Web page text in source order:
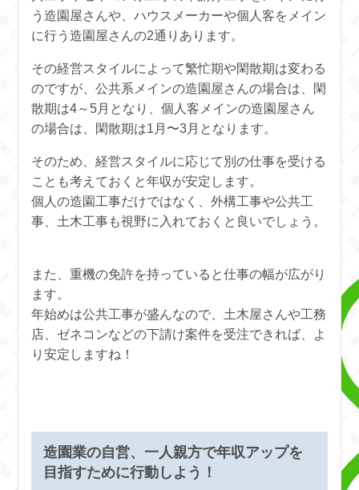
う造園屋さんや、ハウスメーカーや個人客をメイン
に行う造園屋さんの2通りあります。
その経営スタイルによって繁忙期や閑散期は変わる
のですが、公共系メインの造園屋さんの場合は、閑
散期は4～5月となり、個人客メインの造園屋さん
の場合は、閑散期は1月〜3月となります。
そのため、経営スタイルに応じて別の仕事を受ける
ことも考えておくと年収が安定します。
個人の造園工事だけではなく、外構工事や公共工
事、土木工事も視野に入れておくと良いでしょう。
また、重機の免許を持っていると仕事の幅が広がり
ます。
年始めは公共工事が盛んなので、土木屋さんや工務
店、ゼネコンなどの下請け案件を受注できれば、よ
り安定しますね！
造園業の自営、一人親方で年収アップを
目指すために行動しよう！